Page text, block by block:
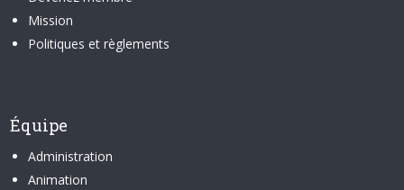
Mission
Politiques et règlements
Équipe
Administration
Animation